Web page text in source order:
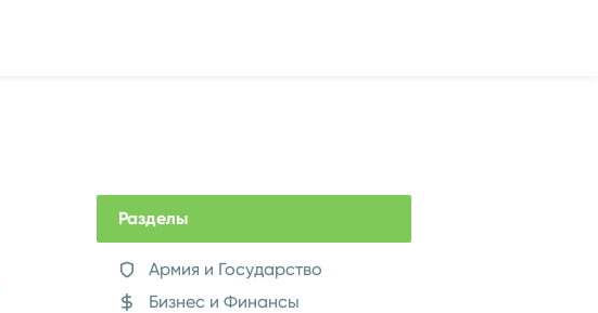
Разделы
Армия и Государство
Бизнес и Финансы